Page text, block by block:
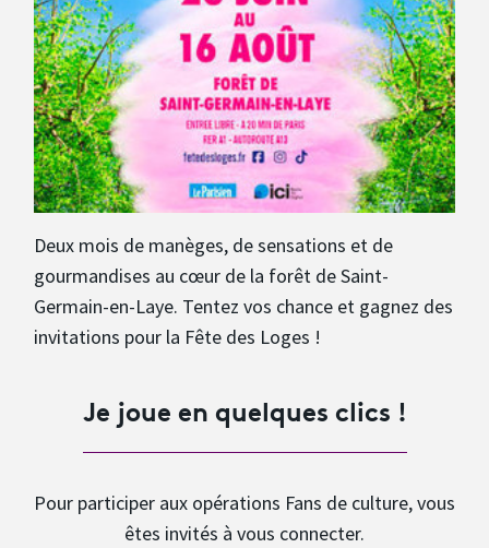
Deux mois de manèges, de sensations et de
gourmandises au cœur de la forêt de Saint-
Germain-en-Laye. Tentez vos chance et gagnez des
invitations pour la Fête des Loges !
Je joue en quelques clics !
Pour participer aux opérations Fans de culture, vous
êtes invités à vous connecter.